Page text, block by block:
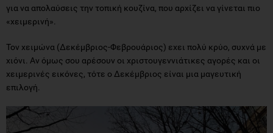
για να απολαύσεις την τοπική κουζίνα, που αρχίζει να γίνεται πιο
«χειμερινή».
Τον χειμώνα (Δεκέμβριος-Φεβρουάριος) εχει πολύ κρύο, συχνά με
χιόνι. Αν όμως σου αρέσουν οι χριστουγεννιάτικες αγορές και οι
χειμερινές εικόνες, τότε ο Δεκέμβριος είναι μια μαγευτική
επιλογή.